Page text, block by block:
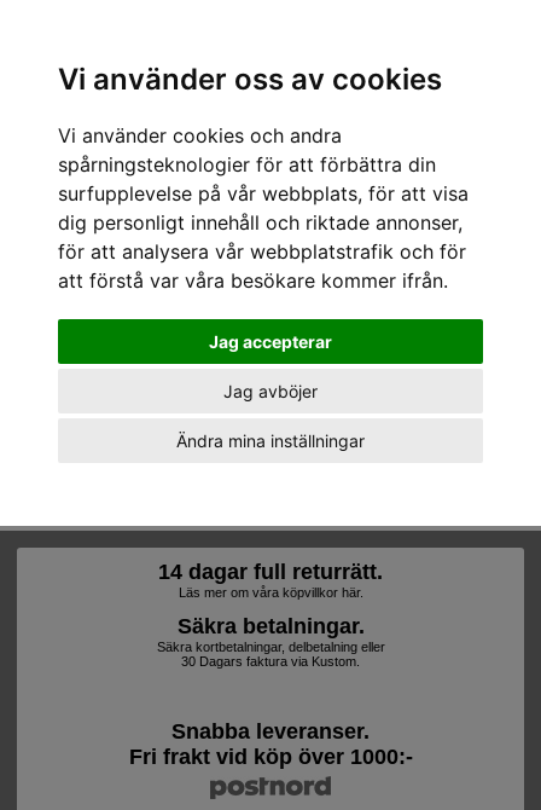
Vi använder oss av cookies
Vi använder cookies och andra
spårningsteknologier för att förbättra din
surfupplevelse på vår webbplats, för att visa
dig personligt innehåll och riktade annonser,
för att analysera vår webbplatstrafik och för
att förstå var våra besökare kommer ifrån.
Jag accepterar
Jag avböjer
Ändra mina inställningar
Det finns inga produkter. Prova igen.
14 dagar full returrätt.
Läs mer om våra köpvillkor här.
Säkra betalningar.
Säkra kortbetalningar, delbetalning eller
30 Dagars faktura via Kustom.
Snabba leveranser.
Fri frakt vid köp över 1000:-